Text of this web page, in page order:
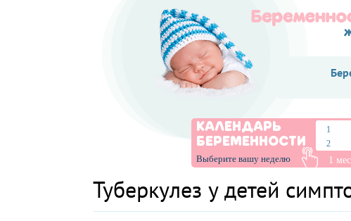
КАЛЕНДАРЬ
БЕРЕМЕННОСТИ
Выберите вашу неделю
1
2
1
Туберкулез у детей